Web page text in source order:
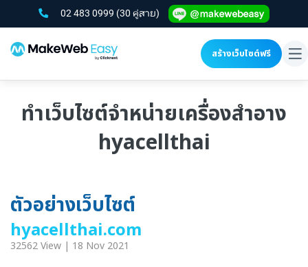
02 483 0999 (30 คู่สาย)
สร้างเว็บไซต์ฟรี
ทำเว็บไซต์จำหน่ายเครื่องสำอาง
hyacellthai
ตัวอย่างเว็บไซต์
hyacellthai.com
32562 View | 18 Nov 2021